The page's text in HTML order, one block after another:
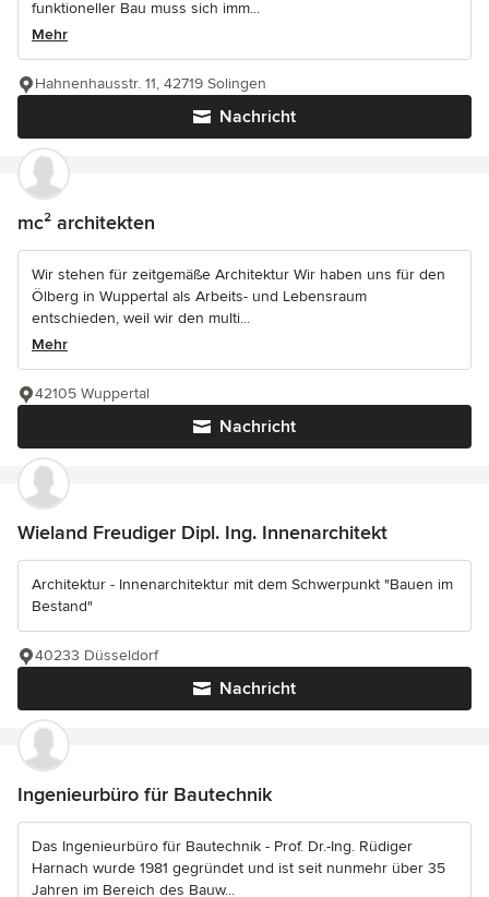
funktioneller Bau muss sich imm...
Mehr
Nachricht
Hahnenhausstr. 11, 42719 Solingen
mc² architekten
Wir stehen für zeitgemäße Architektur Wir haben uns für den
Ölberg in Wuppertal als Arbeits- und Lebensraum
entschieden, weil wir den multi...
Mehr
Nachricht
42105 Wuppertal
Wieland Freudiger Dipl. Ing. Innenarchitekt
Architektur - Innenarchitektur mit dem Schwerpunkt "Bauen im
Bestand"
Nachricht
40233 Düsseldorf
Ingenieurbüro für Bautechnik
Das Ingenieurbüro für Bautechnik - Prof. Dr.-Ing. Rüdiger
Harnach wurde 1981 gegründet und ist seit nunmehr über 35
Jahren im Bereich des Bauw...